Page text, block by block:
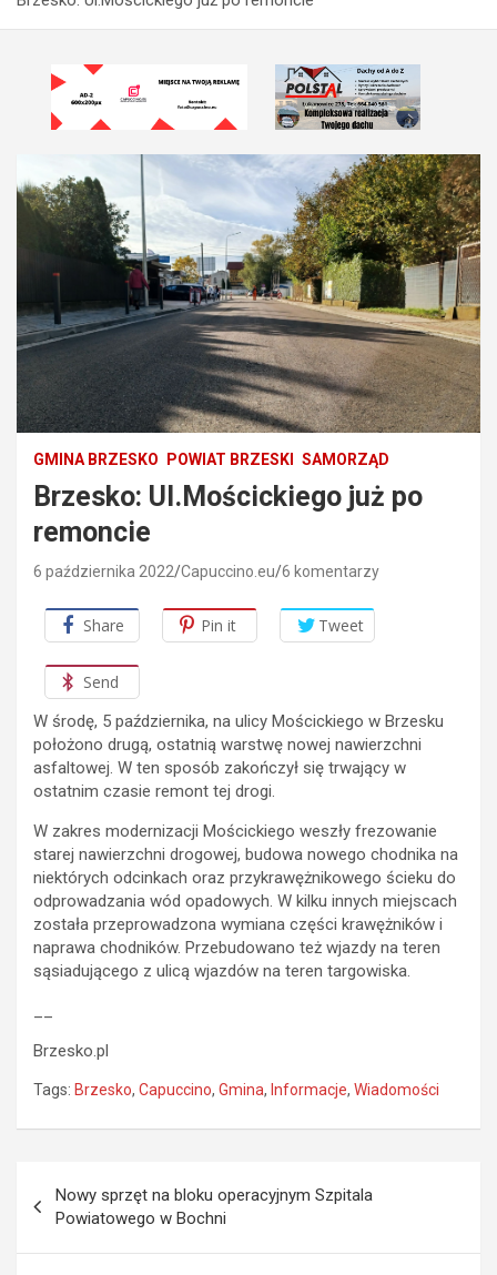
GMINA BRZESKO POWIAT BRZESKI SAMORZĄD
Brzesko: Ul.Mościckiego już po
remoncie
6 października 2022 Capuccino.eu 6 komentarzy
Share Pin it Tweet
Send
W środę, 5 października, na ulicy Mościckiego w Brzesku
położono drugą, ostatnią warstwę nowej nawierzchni
asfaltowej. W ten sposób zakończył się trwający w
ostatnim czasie remont tej drogi.
W zakres modernizacji Mościckiego weszły frezowanie
starej nawierzchni drogowej, budowa nowego chodnika na
niektórych odcinkach oraz przykrawężnikowego ścieku do
odprowadzania wód opadowych. W kilku innych miejscach
została przeprowadzona wymiana części krawężników i
naprawa chodników. Przebudowano też wjazdy na teren
sąsiadującego z ulicą wjazdów na teren targowiska.
Brzesko.pl
Tags: Brzesko, Capuccino, Gmina, Informacje, Wiadomości
wpisu
Nowy sprzęt na bloku operacyjnym Szpitala
Powiatowego w Bochni